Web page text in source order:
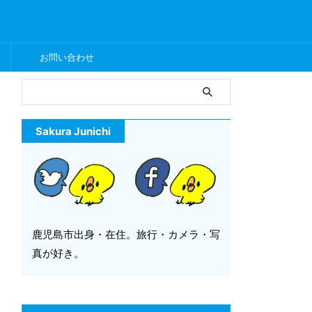
お問い合わせ
Sakura Junichi
鹿児島市出身・在住。旅行・カメラ・写
真が好き。